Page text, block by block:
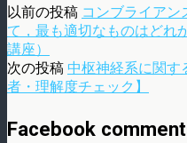
以前の投稿 コンブライアン
て，最も適切なものはど
講座）
次の投稿 中枢神経系に関す
者・理解度チェック】
Facebook